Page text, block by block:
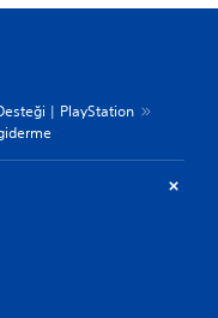
| PlayStation